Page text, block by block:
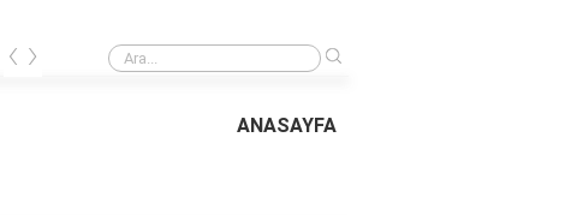
Cerebrovita ne işe yarar?
‹ ›
ANASAYFA